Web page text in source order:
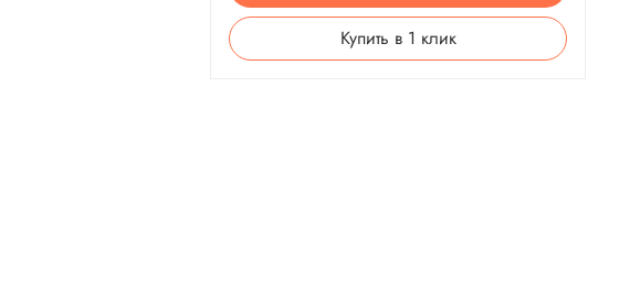
Купить в 1 клик